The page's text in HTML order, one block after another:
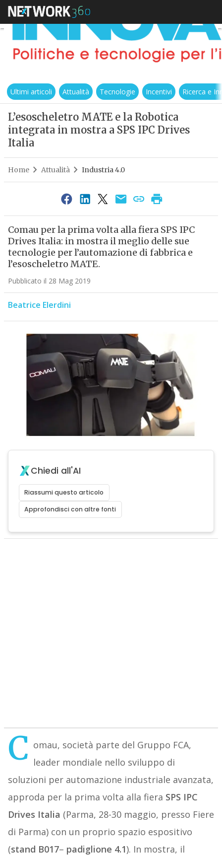
Ultimi articoli Attualità Tecnologie Incentivi Ricerca e
L’esoscheletro MATE e la Robotica
integrata in mostra a SPS IPC Drives
Italia
Home Attualità Industria 4.0
Comau per la prima volta alla fiera SPS IPC
Drives Italia: in mostra il meglio delle sue
tecnologie per l’automazione di fabbrica e
l’esoscheletro MATE.
Pubblicato il 28 Mag 2019
Beatrice Elerdini
Chiedi all'AI
Riassumi questo articolo
Approfondisci con altre fonti
C omau, società parte del Gruppo FCA,
leader mondiale nello sviluppo di
soluzioni per automazione industriale avanzata,
approda per la prima volta alla fiera SPS IPC
Drives Italia (Parma, 28-30 maggio, presso Fiere
di Parma) con un proprio spazio espositivo
(stand B017– padiglione 4.1). In mostra, il